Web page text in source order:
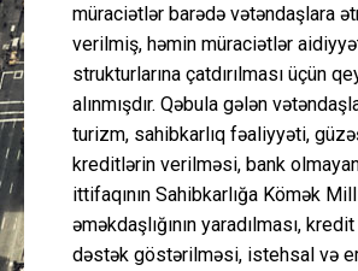
müraciətlər barədə vətəndaşlara
verilmiş, həmin müraciətlər
strukturlarına çatdırılması üçün
alınmışdır. Qəbula gələn
turizm, sahibkarlıq fəaliyyəti,
kreditlərin verilməsi, bank
ittifaqının Sahibkarlığa Kömək
əməkdaşlığının yaradılması,
dəstək göstərilməsi, istehsal və